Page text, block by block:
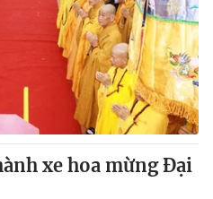
xe hoa mừng Đại